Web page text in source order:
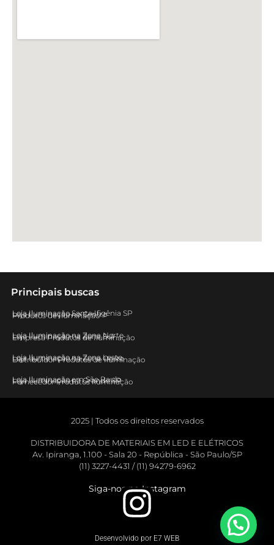
Principais buscas
Loja Iluminação Santa Ifigênia SP
Loja Iluminação no Centro
Produtos de Iluminação
Loja Iluminação na Zona Norte
Loja Iluminação na Zona Sul
Empresa Produtos de Iluminação
Loja Iluminação na Zona Leste
Loja Iluminação na Zona Oeste
Distribuidor Produtos de Iluminação
Loja Iluminação em São Paulo
Loja Iluminação na Grande SP
Fornecedor Produtos Iluminação
2025 | Todos os direitos reservados
DISTRIBUIDORA DE MATERIAIS EM LED E ELÉTRICOS
Av. Ipiranga, 1.100 - Sala 20 - República - São Paulo/SP
(11) 3227-4431 / (11) 94279-6962
Siga-nos no Instagram
Desenvolvido por E7 WEB